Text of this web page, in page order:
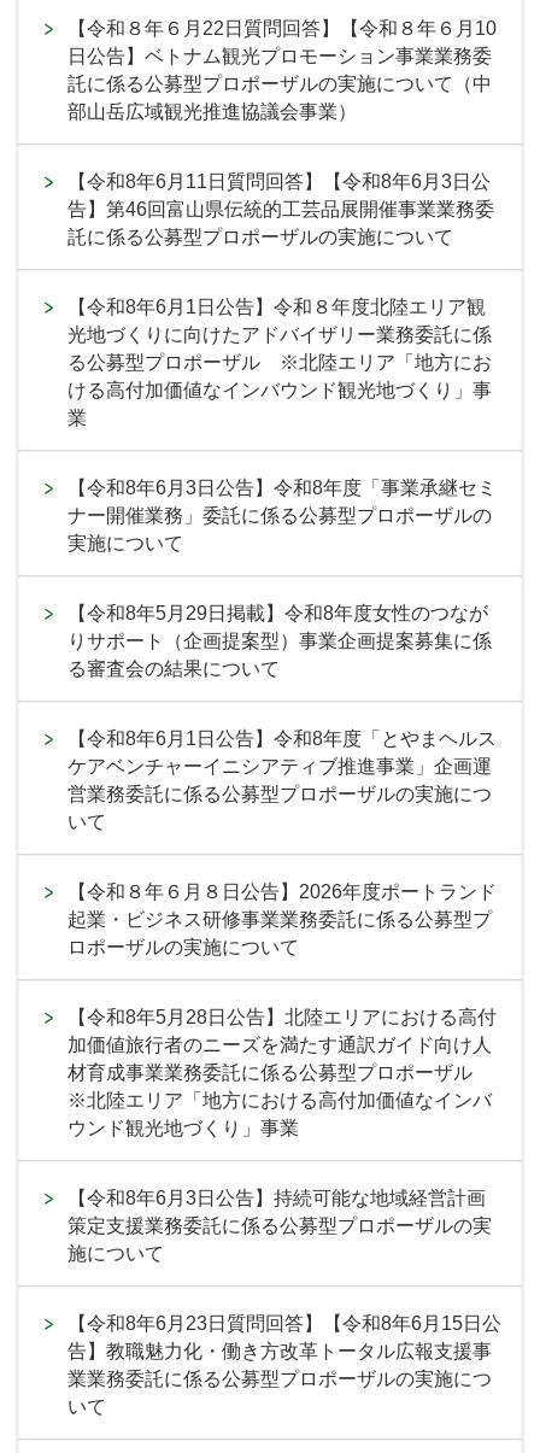
【令和８年６月22日質問回答】【令和８年６月10
日公告】ベトナム観光プロモーション事業業務委
託に係る公募型プロポーザルの実施について（中
部山岳広域観光推進協議会事業）
【令和8年6月11日質問回答】【令和8年6月3日公
告】第46回富山県伝統的工芸品展開催事業業務委
託に係る公募型プロポーザルの実施について
【令和8年6月1日公告】令和８年度北陸エリア観
光地づくりに向けたアドバイザリー業務委託に係
る公募型プロポーザル ※北陸エリア「地方にお
ける高付加価値なインバウンド観光地づくり」事
業
【令和8年6月3日公告】令和8年度「事業承継セミ
ナー開催業務」委託に係る公募型プロポーザルの
実施について
【令和8年5月29日掲載】令和8年度女性のつなが
りサポート（企画提案型）事業企画提案募集に係
る審査会の結果について
【令和8年6月1日公告】令和8年度「とやまヘルス
ケアベンチャーイニシアティブ推進事業」企画運
営業務委託に係る公募型プロポーザルの実施につ
いて
【令和８年６月８日公告】2026年度ポートランド
起業・ビジネス研修事業業務委託に係る公募型プ
ロポーザルの実施について
【令和8年5月28日公告】北陸エリアにおける高付
加価値旅行者のニーズを満たす通訳ガイド向け人
材育成事業業務委託に係る公募型プロポーザル
※北陸エリア「地方における高付加価値なインバ
ウンド観光地づくり」事業
【令和8年6月3日公告】持続可能な地域経営計画
策定支援業務委託に係る公募型プロポーザルの実
施について
【令和8年6月23日質問回答】【令和8年6月15日公
告】教職魅力化・働き方改革トータル広報支援事
業業務委託に係る公募型プロポーザルの実施につ
いて